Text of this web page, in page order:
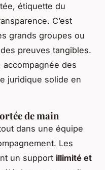
étiquette du
C’est
grands groupes ou
preuves tangibles.
accompagnée des
juridique solide en
de main
dans une équipe
Les
un support illimité et